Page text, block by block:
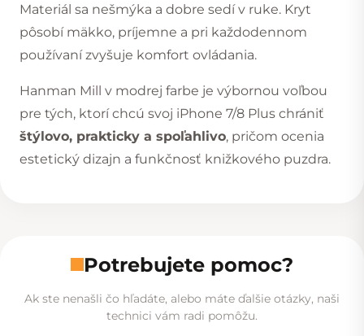
Materiál sa nešmýka a dobre sedí v ruke. Kryt
pôsobí mäkko, príjemne a pri každodennom
používaní zvyšuje komfort ovládania.
Hanman Mill v modrej farbe je výbornou voľbou
pre tých, ktorí chcú svoj iPhone 7/8 Plus chrániť
štýlovo, prakticky a spoľahlivo, pričom ocenia
estetický dizajn a funkčnosť knižkového puzdra.
Potrebujete pomoc?
Ak ste nenašli čo hľadáte, alebo máte ďalšie otázky, naši
technici vám radi pomôžu.